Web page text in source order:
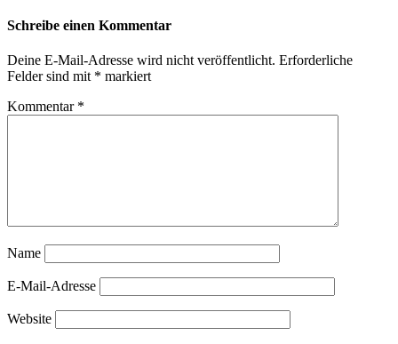
Schreibe einen Kommentar
Deine E-Mail-Adresse wird nicht veröffentlicht. Erforderliche
Felder sind mit * markiert
Kommentar *
Name
E-Mail-Adresse
Website